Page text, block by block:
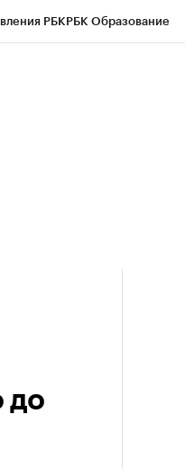
РБКРБК Образование
до